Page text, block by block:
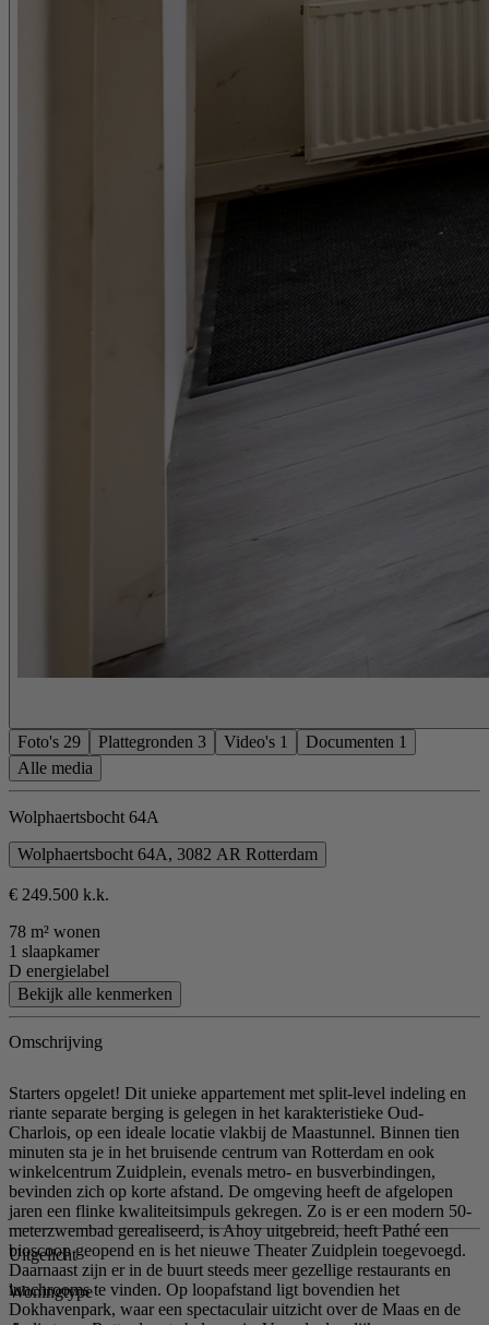
Foto's 29 Plattegronden 3 Video's 1 Documenten 1
Alle media
Wolphaertsbocht 64A
Wolphaertsbocht 64A, 3082 AR Rotterdam
€ 249.500 k.k.
78 m² wonen
1 slaapkamer
D energielabel
Bekijk alle kenmerken
Omschrijving
Starters opgelet! Dit unieke appartement met split-level indeling en
riante separate berging is gelegen in het karakteristieke Oud-
Charlois, op een ideale locatie vlakbij de Maastunnel. Binnen tien
minuten sta je in het bruisende centrum van Rotterdam en ook
winkelcentrum Zuidplein, evenals metro- en busverbindingen,
bevinden zich op korte afstand. De omgeving heeft de afgelopen
jaren een flinke kwaliteitsimpuls gekregen. Zo is er een modern 50-
meterzwembad gerealiseerd, is Ahoy uitgebreid, heeft Pathé een
bioscoop geopend en is het nieuwe Theater Zuidplein toegevoegd.
Daarnaast zijn er in de buurt steeds meer gezellige restaurants en
lunchrooms te vinden. Op loopafstand ligt bovendien het
Dokhavenpark, waar een spectaculair uitzicht over de Maas en de
Uitgelicht
Woningtype